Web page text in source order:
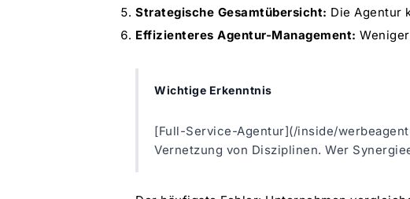
Strategische Gesamtübersicht: Die Agentur
Effizienteres Agentur-Management:
Wichtige Erkenntnis
[Full-Service-Agentur](/inside/
Vernetzung von Disziplinen. Wer